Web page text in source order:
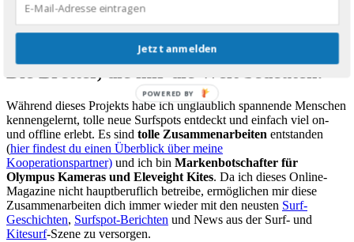
geben zu können, was mir das Meer jedes Mal aufs Neue schenkt.
Die Bretter, die mir die Welt bedeuten!
Während dieses Projekts habe ich unglaublich spannende Menschen
kennengelernt, tolle neue Surfspots entdeckt und einfach viel on-
und offline erlebt. Es sind tolle Zusammenarbeiten entstanden
(hier findest du einen Überblick über meine
Kooperationspartner) und ich bin Markenbotschafter für
Olympus Kameras und Eleveight Kites. Da ich dieses Online-
Magazine nicht hauptberuflich betreibe, ermöglichen mir diese
Zusammenarbeiten dich immer wieder mit den neusten Surf-
Geschichten, Surfspot-Berichten und News aus der Surf- und
Kitesurf-Szene zu versorgen.
Jetzt anmelden
POWERED BY